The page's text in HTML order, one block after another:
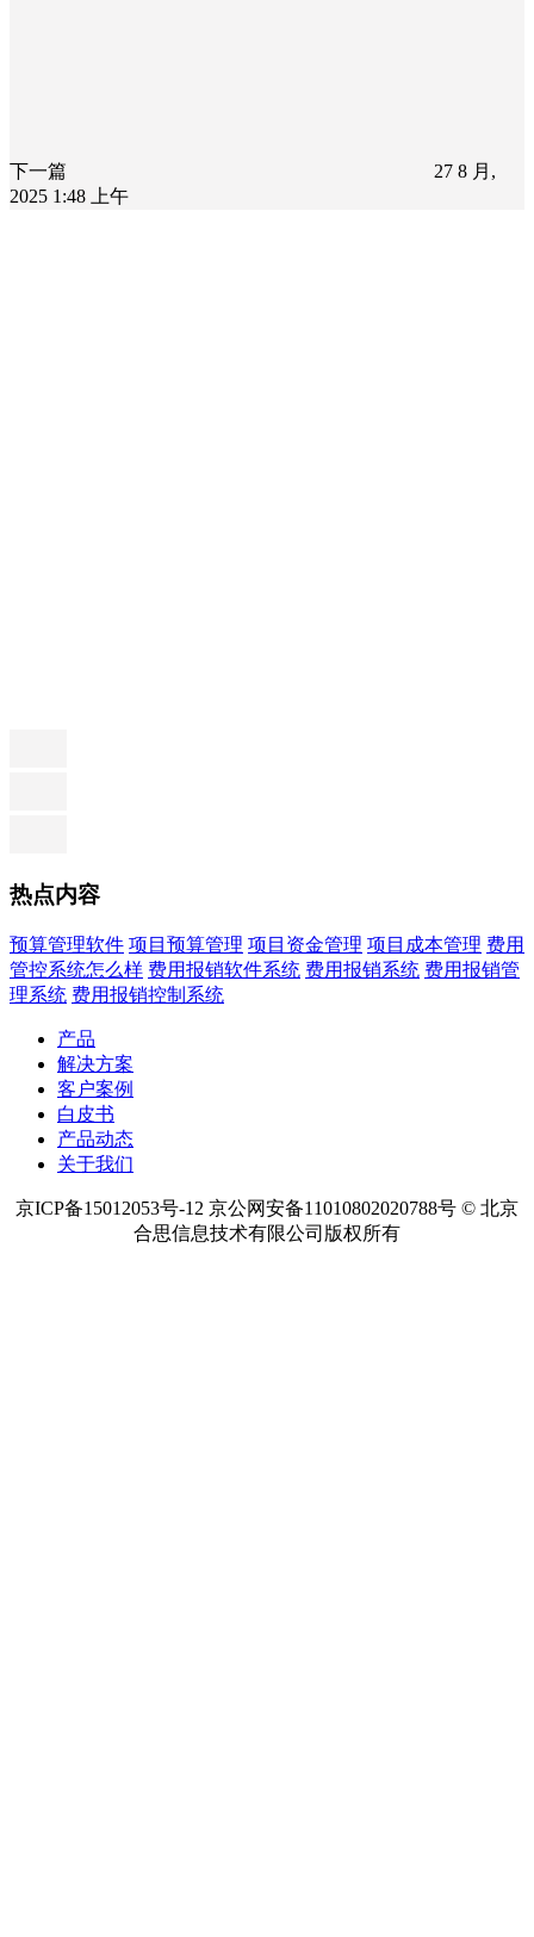
下一篇
27 8 月,
2025 1:48 上午
热点内容
预算管理软件 项目预算管理 项目资金管理
费用
管控系统怎么样 费用报销软件系统 费用报销系统 费用报销管
费用报销控制系统